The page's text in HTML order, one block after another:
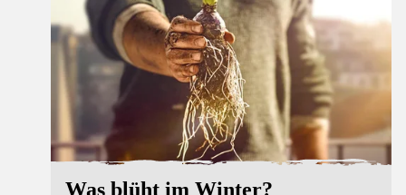
Was blüht im Winter?